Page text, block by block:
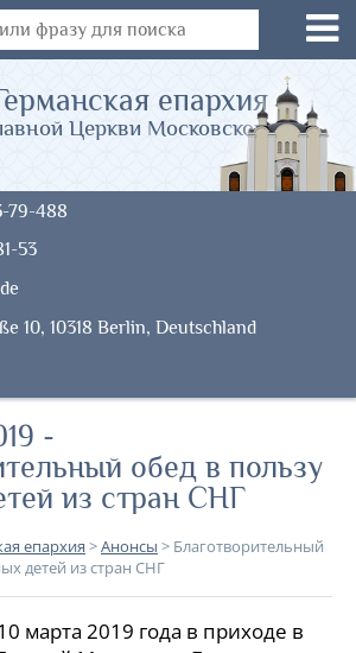
79-488
53
10, 10318 Berlin, Deutschland
епархия
Церкви Московского
-
обед в пользу
из стран СНГ
епархия >Анонсы > Благотворительный
детей из стран СНГ
марта 2019 года в приходе в